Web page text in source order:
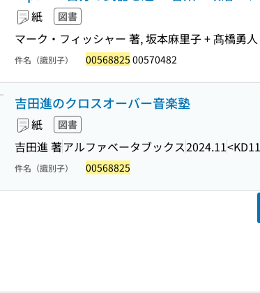
紙 図書
マーク・フィッシャー 著, 坂本麻里子 + 髙橋勇
件名（識別子） 00568825 00570482
吉田進のクロスオーバー音楽塾
紙 図書
吉田進 著アルファベータブックス2024.11
件名（識別子） 00568825